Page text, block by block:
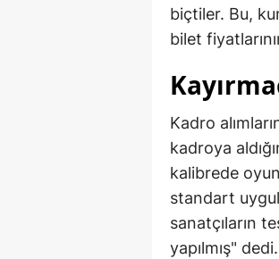
biçtiler. Bu,
bilet
Kadro
kadroya
kalibrede
standart
sanatçıların
yapılmış" dedi.